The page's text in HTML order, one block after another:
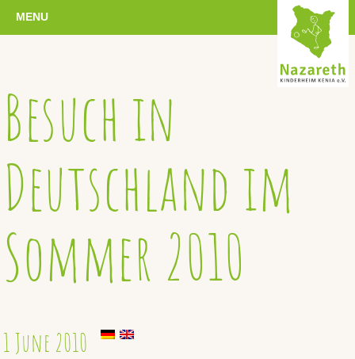
MENU
Besuch in
Deutschland im
Sommer 2010
1 June 2010